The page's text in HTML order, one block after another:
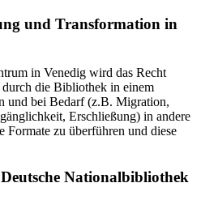
und Transformation in
in Venedig wird das Recht
die Bibliothek in einem
und bei Bedarf (z.B. Migration,
Erschließung) in andere
Formate zu überführen und diese
Nationalbibliothek